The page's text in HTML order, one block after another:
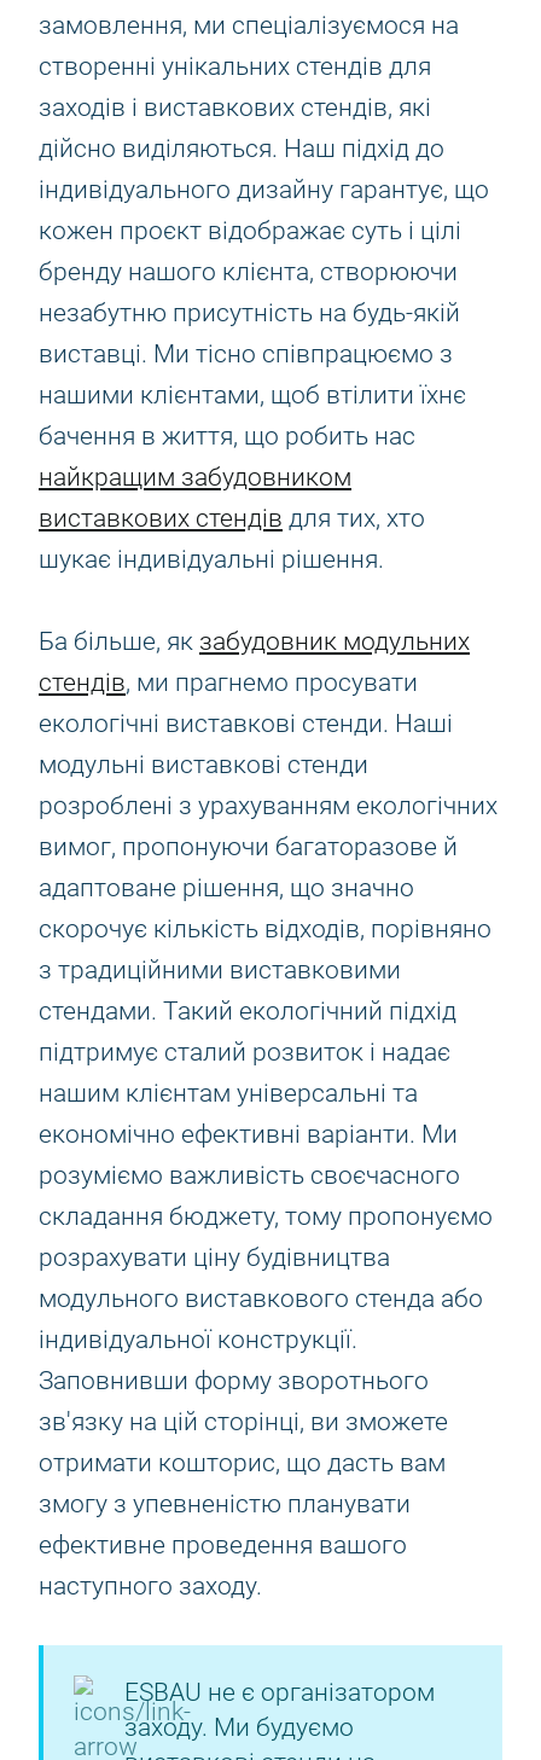
замовлення, ми спеціалізуємося на
створенні унікальних стендів для
заходів і виставкових стендів, які
дійсно виділяються. Наш підхід до
індивідуального дизайну гарантує, що
кожен проєкт відображає суть і цілі
бренду нашого клієнта, створюючи
незабутню присутність на будь-якій
виставці. Ми тісно співпрацюємо з
нашими клієнтами, щоб втілити їхнє
бачення в життя, що робить нас
найкращим забудовником
виставкових стендів для тих, хто
шукає індивідуальні рішення.
Ба більше, як забудовник модульних
стендів, ми прагнемо просувати
екологічні виставкові стенди. Наші
модульні виставкові стенди
розроблені з урахуванням екологічних
вимог, пропонуючи багаторазове й
адаптоване рішення, що значно
скорочує кількість відходів, порівняно
з традиційними виставковими
стендами. Такий екологічний підхід
підтримує сталий розвиток і надає
нашим клієнтам універсальні та
економічно ефективні варіанти. Ми
розуміємо важливість своєчасного
складання бюджету, тому пропонуємо
розрахувати ціну будівництва
модульного виставкового стенда або
індивідуальної конструкції.
Заповнивши форму зворотнього
зв'язку на цій сторінці, ви зможете
отримати кошторис, що дасть вам
змогу з упевненістю планувати
ефективне проведення вашого
наступного заходу.
ESBAU не є організатором
заходу. Ми будуємо